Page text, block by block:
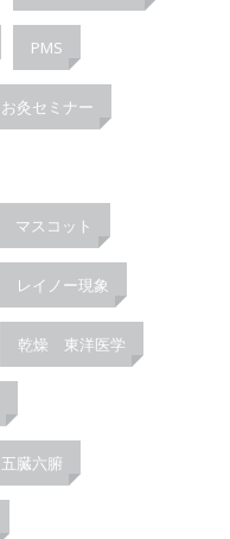
PMS
お灸セミナー
マスコット
レイノー現象
乾燥 東洋医学
五臓六腑